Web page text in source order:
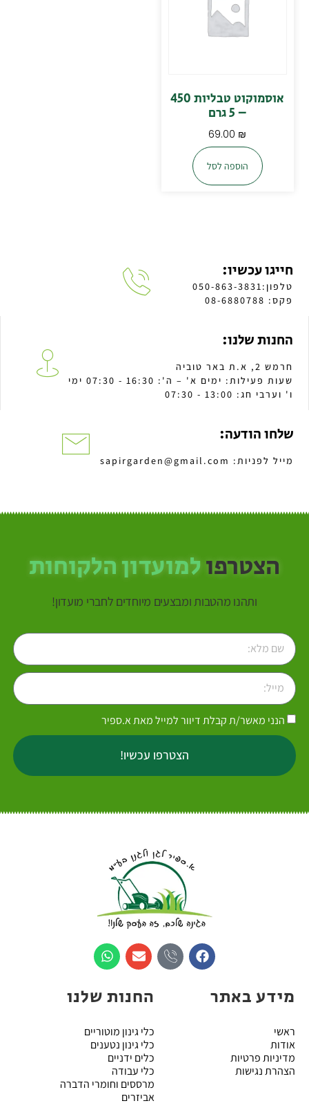
אוסמוקוט טבליות 450
– 5 גרם
69.00 ₪
הוספה לסל
חייגו עכשיו:
טלפון:050-863-3831
פקס: 08-6880788
החנות שלנו:
חרמש 2, א.ת באר טוביה
שעות פעילות: ימים א' – ה': 16:30 - 07:30 ימי
ו' וערבי חג: 13:00 - 07:30
שלחו הודעה:
מייל לפניות: sapirgarden@gmail.com
הצטרפולמועדון הלקוחות
ותהנו מהטבות ומבצעים מיוחדים לחברי מועדון!
הנני מאשר/ת קבלת דיוור למייל מאת א.ספיר
הצטרפו עכשיו!
מידע באתר
ראשי
אודות
מדיניות פרטיות
הצהרת נגישות
החנות שלנו
כלי גינון מוטוריים
כלי גינון נטענים
כלים ידניים
כלי עבודה
מרססים וחומרי הדברה
אביזרים